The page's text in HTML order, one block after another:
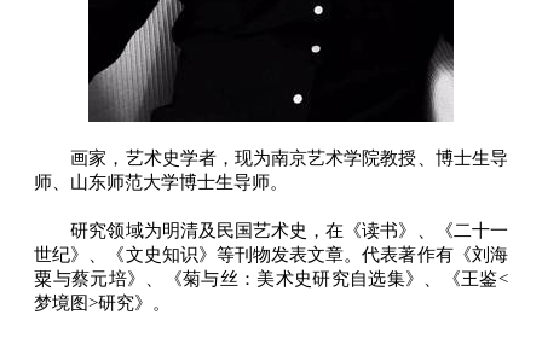
画家，艺术史学者，现为南京艺术学院教授、博士生导
师、山东师范大学博士生导师。
研究领域为明清及民国艺术史，在《读书》、《二十一
世纪》、《文史知识》等刊物发表文章。代表著作有《刘海
粟与蔡元培》、《菊与丝：美术史研究自选集》、《王鉴<
梦境图>研究》。